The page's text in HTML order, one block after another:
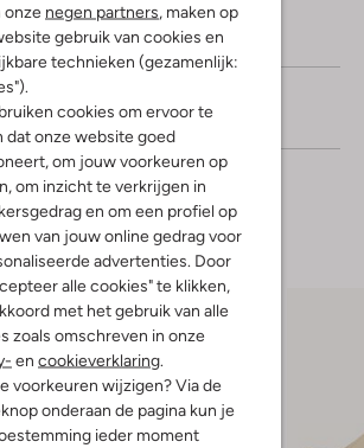
onze negen partners , maken op
gebruik van cookies en
technieken (gezamenlijk:
cookies om ervoor te
dat onze website goed
om jouw voorkeuren op
om inzicht te verkrijgen in
en om een profiel op
van jouw online gedrag voor
advertenties. Door
alle cookies" te klikken,
met het gebruik van alle
zoals omschreven in onze
en cookieverklaring
voorkeuren wijzigen? Via de
onderaan de pagina kun je
ieder moment
jou?